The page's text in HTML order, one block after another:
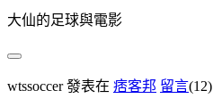
大仙的足球與電影
wtssoccer 發表在 痞客邦 留言(12)